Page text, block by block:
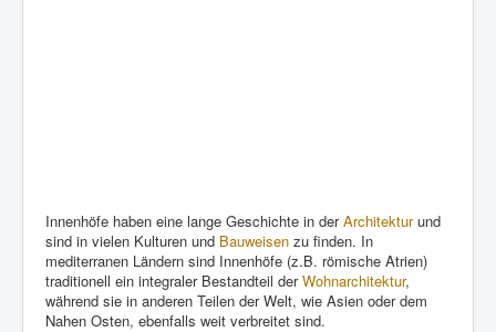
Innenhöfe haben eine lange Geschichte in derArchitekturund
sind in vielen Kulturen und Bauweisen zu finden. In
mediterranen Ländern sind Innenhöfe (z.B. römische Atrien)
traditionell ein integraler Bestandteil derWohnarchitektur,
während sie in anderen Teilen der Welt, wie Asien oder dem
Nahen Osten, ebenfalls weit verbreitet sind.